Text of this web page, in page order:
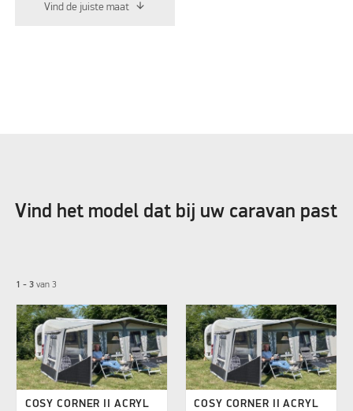
Vind de juiste maat
Vind het model dat bij uw caravan past
1 - 3van 3
COSY CORNER II ACRYL
COSY CORNER II ACRYL